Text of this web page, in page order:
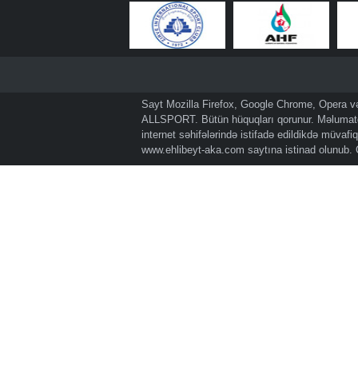
Sayt Mozilla Firefox, Google Chrome, Opera
ALLSPORT. Bütün hüquqları qorunur.
internet səhifələrində istifadə edildikdə
www.ehlibeyt-aka.com saytına istinad olunub.